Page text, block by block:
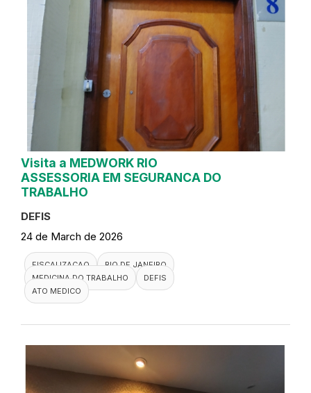
Visita a MEDWORK RIO
ASSESSORIA EM SEGURANCA DO
TRABALHO
DEFIS
24 de March de 2026
FISCALIZACAO
RIO DE JANEIRO
MEDICINA DO TRABALHO
DEFIS
ATO MEDICO